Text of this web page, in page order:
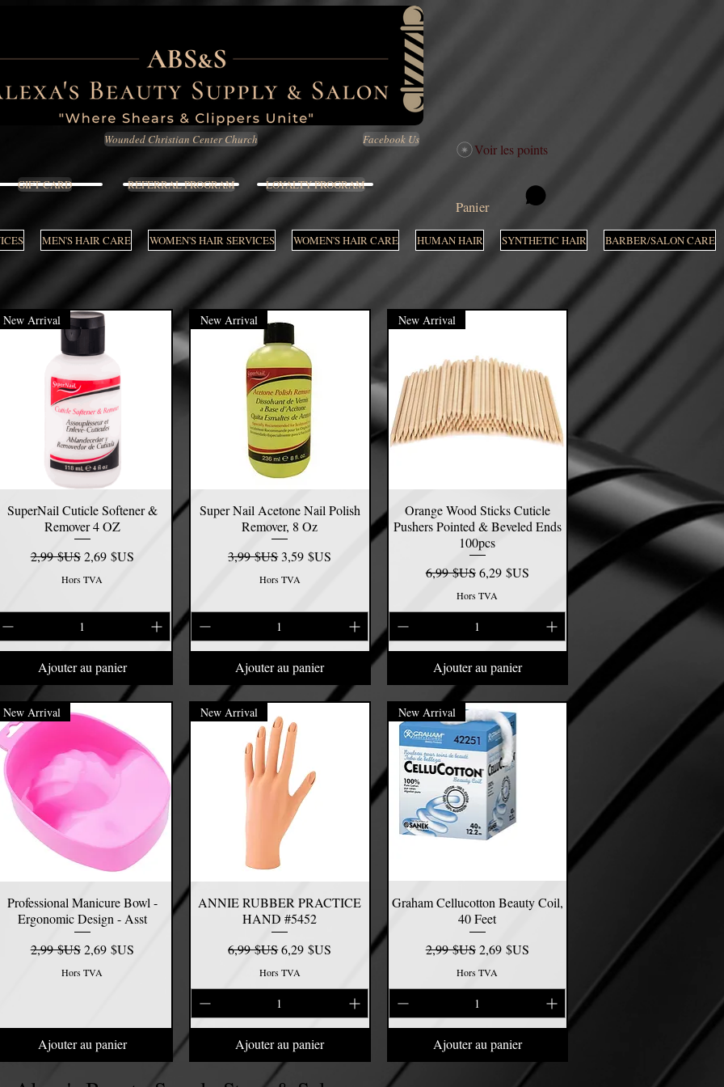
Wounded Christian Center Church Facebook Us
GIFT CARD REFERRAL PROGRAM LOYALTY PROGRAM
Voir les points
Panier
MEN'S HAIR CARE WOMEN'S HAIR SERVICES WOMEN'S HAIR CARE HUMAN HAIR SYNTHETIC HAIR BARBER/SALON CARE
Aperçu rapide
New Arrival
SuperNail Cuticle Softener &
Remover 4 OZ
Prix original
2,99 $US Prix promotionnel
2,69 $US
Hors TVA
Ajouter au panier
Aperçu rapide
New Arrival
Super Nail Acetone Nail Polish
Remover, 8 Oz
Prix original
3,99 $US Prix promotionnel
3,59 $US
Hors TVA
Ajouter au panier
Aperçu rapide
New Arrival
Orange Wood Sticks Cuticle
Pushers Pointed & Beveled Ends
100pcs
Prix original
6,99 $US Prix promotionnel
6,29 $US
Hors TVA
Ajouter au panier
Aperçu rapide
New Arrival
Professional Manicure Bowl -
Ergonomic Design - Asst
Prix original
2,99 $US Prix promotionnel
2,69 $US
Hors TVA
Ajouter au panier
Aperçu rapide
New Arrival
ANNIE RUBBER PRACTICE
HAND #5452
Prix original
6,99 $USPrix promotionnel
6,29 $US
Hors TVA
Ajouter au panier
Aperçu rapide
New Arrival
Graham Cellucotton Beauty Coil,
40 Feet
Prix original
2,99 $US Prix promotionnel
2,69 $US
Hors TVA
Ajouter au panier